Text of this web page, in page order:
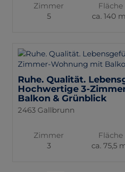
Zimmer
5
Fläche
ca. 140
Ruhe. Qualität.
Hochwertige 3-
Balkon & Grünblick
2463 Gallbrunn
Zimmer
3
Fläche
ca. 75,5